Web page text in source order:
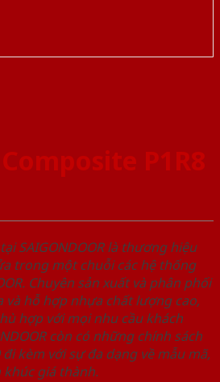
P1R8
SAIGONDOOR là thương hiệu
trong một chuỗi các hệ thống
Chuyên sản xuất và phân phối
hỗ hợp nhựa chất lượng cao,
hợp với mọi nhu cầu khách
còn có những chính sách
kèm với sự đa dạng về mẫu mã,
khúc giá thành.